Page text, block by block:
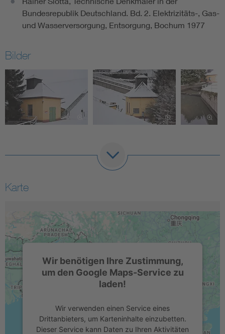
Bundesrepublik Deutschland. Bd. 2. Elektrizitäts-, Gas-
und Wasserversorgung, Entsorgung, Bochum 1977
Bilder
Karte
Wir benötigen Ihre Zustimmung,
um den Google Maps-Service zu
laden!
Wir verwenden einen Service eines
Drittanbieters, um Karteninhalte einzubetten.
Dieser Service kann Daten zu Ihren Aktivitäten